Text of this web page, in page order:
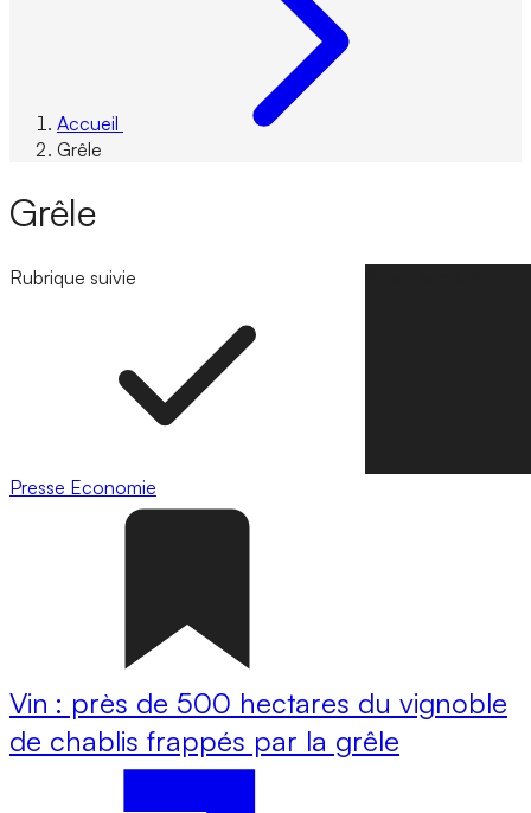
Accueil
Grêle
Grêle
Rubrique suivie
Presse Economie
Vin : près de 500 hectares du vignoble
de chablis frappés par la grêle